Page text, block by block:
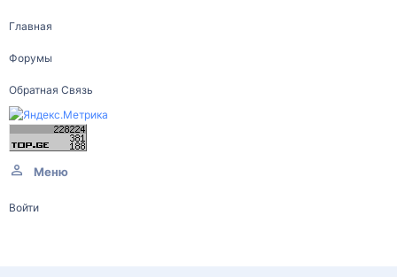
Главная
Форумы
Обратная Связь
Меню
Войти